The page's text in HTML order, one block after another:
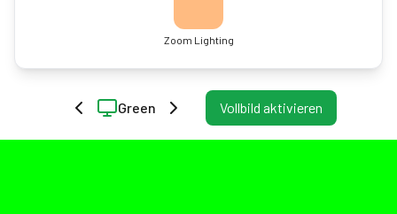
Zoom Lighting
Green Vollbild aktivieren